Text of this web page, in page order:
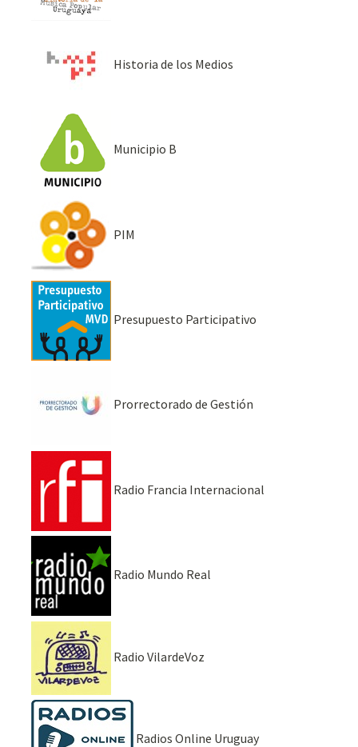
Historia de los Medios
Municipio B
PIM
Presupuesto Participativo
Prorrectorado de Gestión
Radio Francia Internacional
Radio Mundo Real
Radio VilardeVoz
Radios Online Uruguay